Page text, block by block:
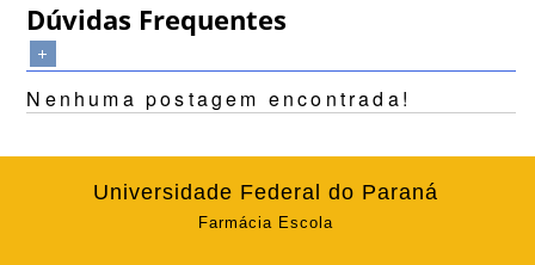
Dúvidas Frequentes
Nenhuma postagem encontrada!
Universidade Federal do Paraná
Farmácia Escola